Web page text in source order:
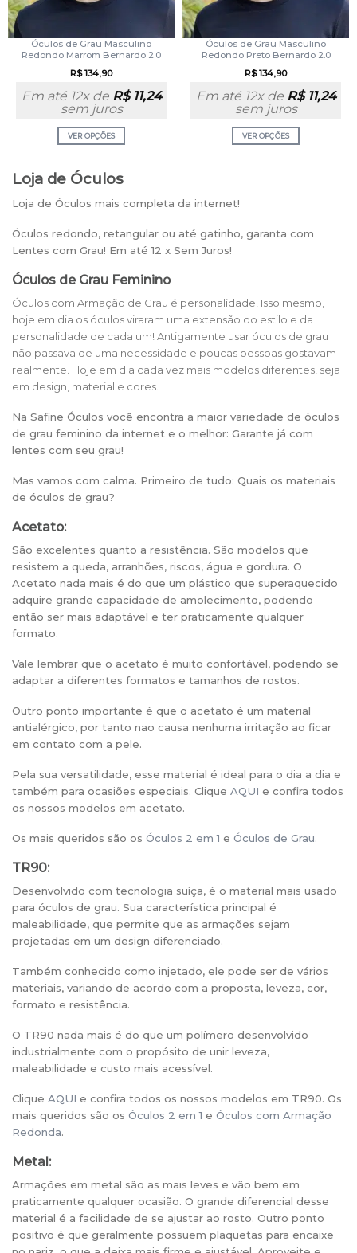
Óculos de Grau Masculino
Redondo Marrom Bernardo 2.0
R$134,90
Em até 12x de R$11,24
sem juros
VER OPÇÕES
Óculos de Grau Masculino
Redondo Preto Bernardo 2.0
R$134,90
Em até 12x de R$11,24
sem juros
VER OPÇÕES
Loja de Óculos
Loja de Óculos mais completa da internet!
Óculos redondo, retangular ou até gatinho, garanta com
Lentes com Grau! Em até 12 x Sem Juros!
Óculos de Grau Feminino
Óculos com Armação de Grau é personalidade! Isso mesmo,
hoje em dia os óculos viraram uma extensão do estilo e da
personalidade de cada um! Antigamente usar óculos de grau
não passava de uma necessidade e poucas pessoas gostavam
realmente. Hoje em dia cada vez mais modelos diferentes, seja
em design, material e cores.
Na Safine Óculos você encontra a maior variedade de óculos
de grau feminino da internet e o melhor: Garante já com
lentes com seu grau!
Mas vamos com calma. Primeiro de tudo: Quais os materiais
de óculos de grau?
Acetato:
São excelentes quanto a resistência. São modelos que
resistem a queda, arranhões, riscos, água e gordura. O
Acetato nada mais é do que um plástico que superaquecido
adquire grande capacidade de amolecimento, podendo
então ser mais adaptável e ter praticamente qualquer
formato.
Vale lembrar que o acetato é muito confortável, podendo se
adaptar a diferentes formatos e tamanhos de rostos.
Outro ponto importante é que o acetato é um material
antialérgico, por tanto nao causa nenhuma irritação ao ficar
em contato com a pele.
Pela sua versatilidade, esse material é ideal para o dia a dia e
também para ocasiões especiais. Clique AQUI e confira todos
os nossos modelos em acetato.
Os mais queridos são os Óculos 2 em 1 e Óculos de Grau.
TR90:
Desenvolvido com tecnologia suíça, é o material mais usado
para óculos de grau. Sua característica principal é
maleabilidade, que permite que as armações sejam
projetadas em um design diferenciado.
Também conhecido como injetado, ele pode ser de vários
materiais, variando de acordo com a proposta, leveza, cor,
formato e resistência.
O TR90 nada mais é do que um polímero desenvolvido
industrialmente com o propósito de unir leveza,
maleabilidade e custo mais acessível.
Clique AQUI e confira todos os nossos modelos em TR90. Os
mais queridos são os Óculos 2 em 1 e Óculos com Armação
Redonda.
Metal:
Armações em metal são as mais leves e vão bem em
praticamente qualquer ocasião. O grande diferencial desse
material é a facilidade de se ajustar ao rosto. Outro ponto
positivo é que geralmente possuem plaquetas para encaixe